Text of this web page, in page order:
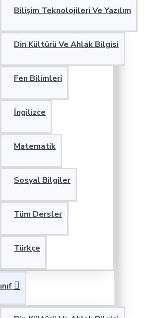
Bilişim Teknolojileri Ve Yazılım
Din Kültürü Ve Ahlak Bilgisi
Fen Bilimleri
İngilizce
Matematik
Sosyal Bilgiler
Tüm Dersler
Türkçe